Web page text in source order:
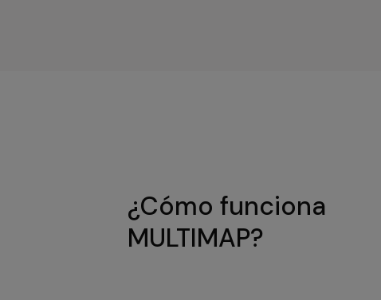
¿Cómo funciona
MULTIMAP?